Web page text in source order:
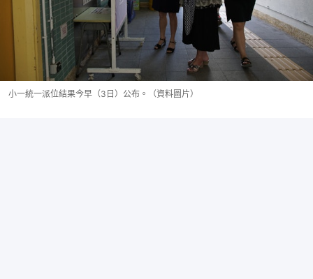
小一統一派位結果今早（3日）公布。（資料圖片）